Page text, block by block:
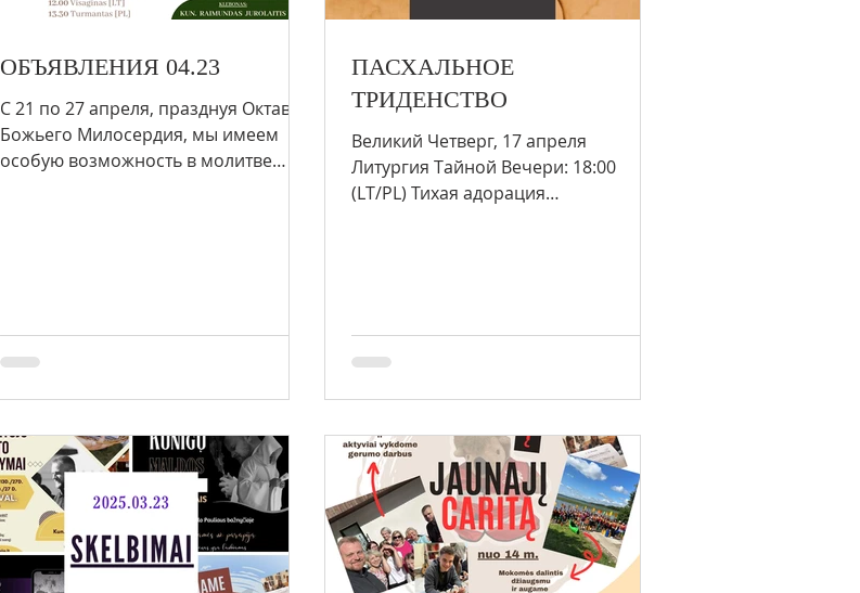
ОБЪЯВЛЕНИЯ 04.23
С 21 по 27 апреля, празднуя Октаву
Божьего Милосердия, мы имеем
особую возможность в молитве
ПАСХАЛЬНОЕ
ТРИДЕНСТВО
Великий Четверг, 17 апреля
Литургия Тайной Вечери: 18:00
(LT/PL) Тихая адорация